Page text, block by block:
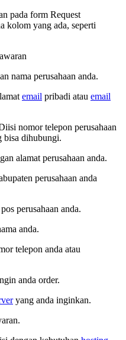
pada form Request
kolom yang ada, seperti
nama perusahaan anda.
email pribadi atau email
nomor telepon perusahaan
bisa dihubungi.
alamat perusahaan anda.
perusahaan anda
perusahaan anda.
anda.
telepon anda atau
anda order.
yang anda inginkan.